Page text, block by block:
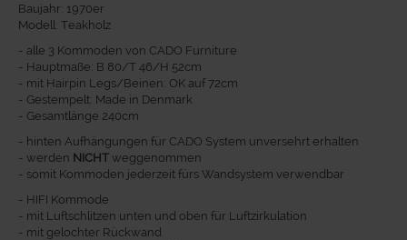
Baujahr: 1970er
Modell: Teakholz
- alle 3 Kommoden von CADO Furniture
- Hauptmaße: B 80/T 46/H 52cm
- mit Hairpin Legs/Beinen: OK auf 72cm
- Gestempelt: Made in Denmark
- Gesamtlänge 240cm
- hinten Aufhängungen für CADO System unversehrt erhalten
- werden NICHT weggenommen
- somit Kommoden jederzeit fürs Wandsystem verwendbar
- HIFI Kommode
- mit Luftschlitzen unten und oben für Luftzirkulation
- mit gelochter Rückwand